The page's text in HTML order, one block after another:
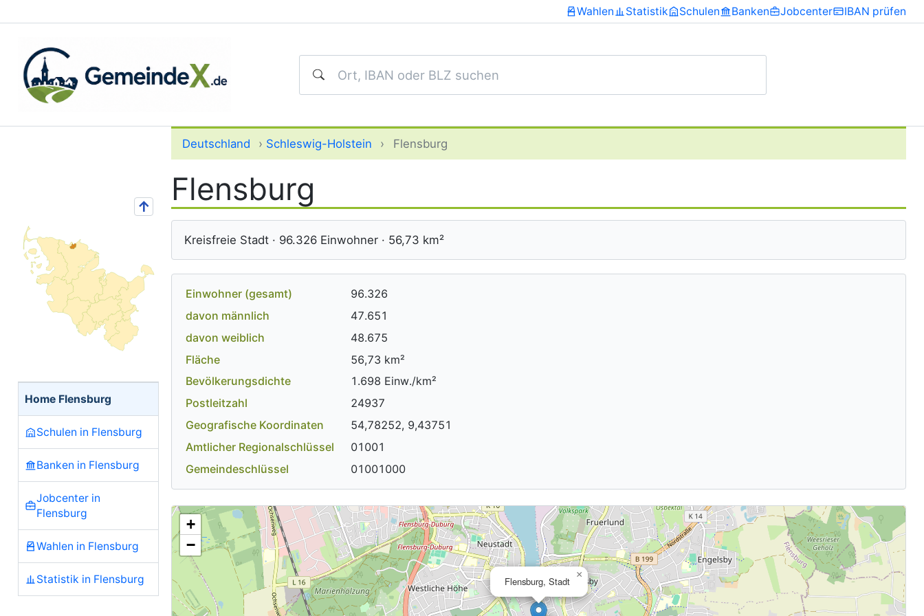
Wahlen Statistik Schulen Banken Jobcenter IBAN prüfen
↑
Home Flensburg
Schulen in Flensburg
Banken in Flensburg
Jobcenter in
Flensburg
Wahlen in Flensburg
Statistik in Flensburg
Deutschland › Schleswig-Holstein › Flensburg
Flensburg
Kreisfreie Stadt · 96.326 Einwohner · 56,73 km²
Einwohner (gesamt)
96.326
davon männlich
47.651
davon weiblich
48.675
Fläche
56,73 km²
Bevölkerungsdichte
1.698 Einw./km²
Postleitzahl
24937
Geografische Koordinaten
54,78252, 9,43751
Amtlicher Regionalschlüssel
01001
Gemeindeschlüssel
01001000
Flensburg, Stadt
×
+
−